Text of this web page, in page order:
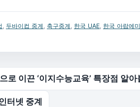
두바이컵 중계 축구중계 한국 UAE 한국 아랍에
이끈 ‘이지수능교육’ 특장점 알아
터넷 중계